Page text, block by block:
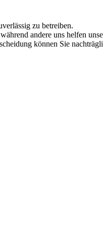
zu betreiben.
andere uns helfen
können Sie